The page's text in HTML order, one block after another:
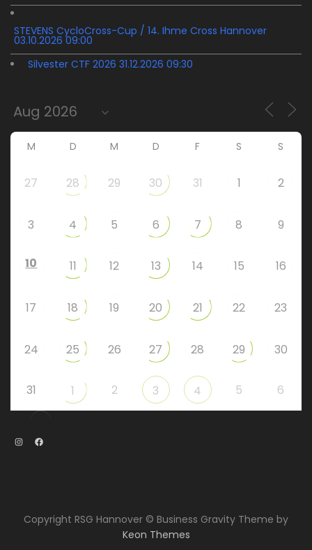
STEVENS CycloCross-Cup / 14. Ihme Cross Hannover
03.10.2026 09:00
Silvester CTF 2026 31.12.2026 09:30
M D M D F S S
27 28 29 30 31 1 2
3 4 5 6 7 8 9
10 11 12 13 14 15 16
17 18 19 20 21 22 23
24 25 26 27 28 29 30
31 1 2 3 4 5 6
Copyright RSG Hannover © Business Gravity Theme by
Keon Themes